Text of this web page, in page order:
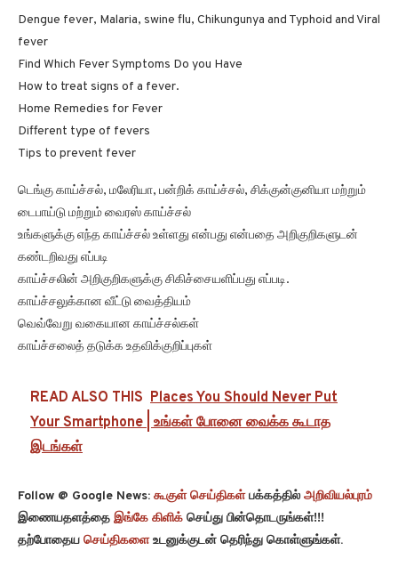
Dengue fever, Malaria, swine flu, Chikungunya and Typhoid and Viral
fever
Find Which Fever Symptoms Do you Have
How to treat signs of a fever.
Home Remedies for Fever
Different type of fevers
Tips to prevent fever
டெங்கு காய்ச்சல், மலேரியா, பன்றிக் காய்ச்சல், சிக்குன்குனியா மற்றும்
டைபாய்டு மற்றும் வைரஸ் காய்ச்சல்
உங்களுக்கு எந்த காய்ச்சல் உள்ளது என்பது என்பதை அறிகுறிகளுடன்
கண்டறிவது எப்படி
காய்ச்சலின் அறிகுறிகளுக்கு சிகிச்சையளிப்பது எப்படி.
காய்ச்சலுக்கான வீட்டு வைத்தியம்
வெவ்வேறு வகையான காய்ச்சல்கள்
காய்ச்சலைத் தடுக்க உதவிக்குறிப்புகள்
READ ALSO THIS Places You Should Never Put
Your Smartphone | உங்கள் போனை வைக்க கூடாத
இடங்கள்
Follow @ Google News: கூகுள் செய்திகள்பக்கத்தில் அறிவியல்புரம்
இணையதளத்தை இங்கே கிளிக் செய்து பின்தொடருங்கள்!!!
தற்போதைய செய்திகளைஉடனுக்குடன் தெரிந்து கொள்ளுங்கள்.